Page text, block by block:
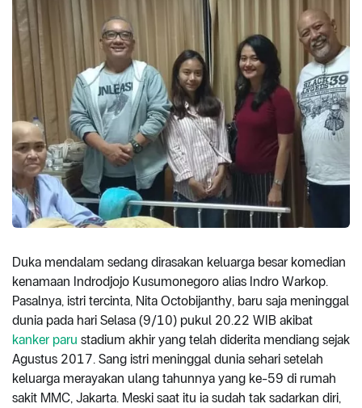
Duka mendalam sedang dirasakan keluarga besar komedian
kenamaan Indrodjojo Kusumonegoro alias Indro Warkop.
Pasalnya, istri tercinta, Nita Octobijanthy, baru saja meninggal
dunia pada hari Selasa (9/10) pukul 20.22 WIB akibat
kanker paru stadium akhir yang telah diderita mendiang sejak
Agustus 2017. Sang istri meninggal dunia sehari setelah
keluarga merayakan ulang tahunnya yang ke-59 di rumah
sakit MMC, Jakarta. Meski saat itu ia sudah tak sadarkan diri,